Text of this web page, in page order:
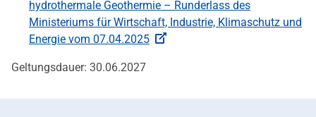
hydrothermale Geothermie – Runderlass des
Ministeriums für Wirtschaft, Industrie, Klimaschutz und
Energie vom 07.04.2025
Geltungsdauer: 30.06.2027